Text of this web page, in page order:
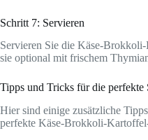
Schritt 7: Servieren
Servieren Sie die Käse-
sie optional mit frischem
Tipps und Tricks für die perfekte
Hier sind einige zusätzliche
perfekte Käse-Brokkoli-